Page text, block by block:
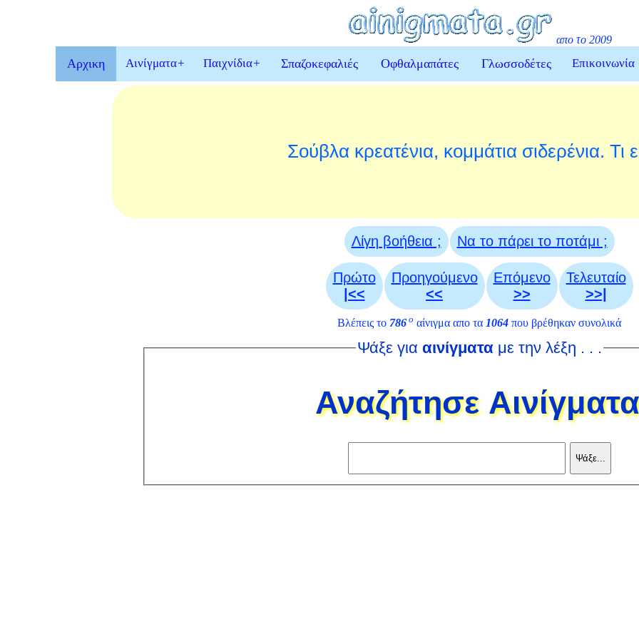
απο το 2009
Αρχικη Αινίγματα+ Παιχνίδια+ Σπαζοκεφαλιές Οφθαλμαπάτες Γλωσσοδέτες Επικοινωνία
Σούβλα κρεατένια, κομμάτια σιδερένια. Τι
Λίγη βοήθεια ; Να το πάρει το ποτάμι ;
Πρώτο
|<<
Προηγούμενο
<<
Επόμενο
>>
Τελευταίο
>>|
Βλέπεις το 786 ο αίνιγμα απο τα 1064 που βρέθηκαν συνολικά
Ψάξε για αινίγματαμε την λέξη . . .
Αναζήτησε Αινίγματα